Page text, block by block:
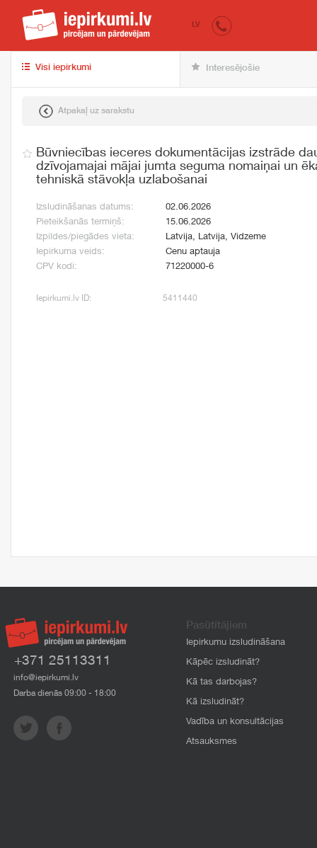
iepirkumi.lv
LV
Visi iepirkumi Interesējošie
Atpakaļ uz sarakstu
Būvniecības ieceres dokumentācijas izstrāde
dzīvojamajai mājai jumta seguma nomaiņai un
tehniskā stāvokļa uzlabošanai
Izsludināšanas datums:
02.06.2026
Pieteikšanās termiņš:
15.06.2026
Izpildes/piegādes vieta:
Latvija, Latvija, Vidzeme
Iepirkuma veids:
Cenu aptauja
CPV kodi:
71220000-6
Iepirkumi.lv ID: 5411440
+371 25113311
info@iepirkumi.lv
Darba dienās 09:00 - 18:00
Pasūtītājiem
Iepirkumu izsludināšana
Kāpēc izsludināt?
Kā tas darbojas?
Kā izsludināt?
Vadība un konsultācijas
Atsauksmes